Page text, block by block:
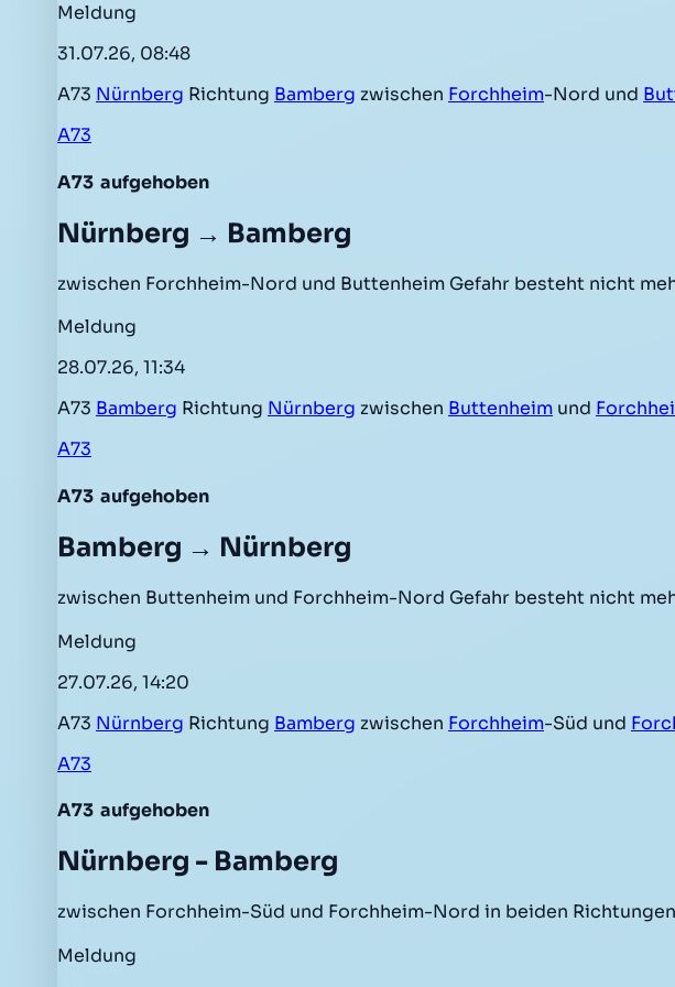
Meldung
31.07.26, 08:48
A73 Nürnberg Richtung Bamberg zwischen Forchheim-Nord und
A73
A73 aufgehoben
Nürnberg → Bamberg
zwischen Forchheim-Nord und Buttenheim Gefahr besteht nicht
Meldung
28.07.26, 11:34
A73 Bamberg Richtung Nürnberg zwischen Buttenheim und
A73
A73 aufgehoben
Bamberg → Nürnberg
zwischen Buttenheim und Forchheim-Nord Gefahr besteht nicht
Meldung
27.07.26, 14:20
A73 Nürnberg Richtung Bamberg zwischen Forchheim-Süd und
A73
A73 aufgehoben
Nürnberg - Bamberg
zwischen Forchheim-Süd und Forchheim-Nord in beiden
Meldung